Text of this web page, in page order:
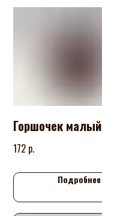
Горшочек малый
172 р.
Подробнее